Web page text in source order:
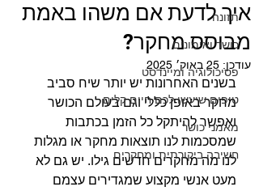
תזונה
כושר ואימונים
פסיכולוגיה ומיינדסט
טיפים שיעשו לכם חיים קלים
מאמני כושר
חשיבה ביקורתית ומחקרים
איך לדעת אם משהו באמת
מבוסס מחקר?
עודכן: 25 באוק׳ 2025
בשנים האחרונות יש יותר שיח סביב
מחקר באופן כללי וגם בעולם הכושר
ואפשר להיתקל כל הזמן בכתבות
שמסכמות לנו תוצאות מחקר או מגלות
לנו מה מחקרים חדשים גילו. יש גם לא
מעט אנשי מקצוע שמגדירים עצמם